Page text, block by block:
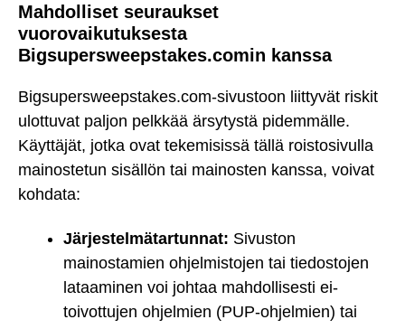
Mahdolliset seuraukset
vuorovaikutuksesta
Bigsupersweepstakes.comin kanssa
Bigsupersweepstakes.com-sivustoon liittyvät riskit
ulottuvat paljon pelkkää ärsytystä pidemmälle.
Käyttäjät, jotka ovat tekemisissä tällä roistosivulla
mainostetun sisällön tai mainosten kanssa, voivat
kohdata:
Järjestelmätartunnat: Sivuston
mainostamien ohjelmistojen tai tiedostojen
lataaminen voi johtaa mahdollisesti ei-
toivottujen ohjelmien (PUP-ohjelmien) tai